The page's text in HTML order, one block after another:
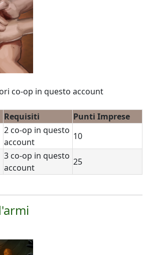
co-op in questo account
Requisiti
Punti Imprese
2 co-op in questo
account
10
3 co-op in questo
account
25